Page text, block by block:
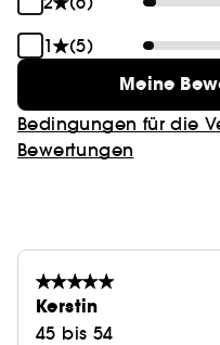
1
(5)
Meine
Bedingungen für die
Bewertungen
Kerstin
45 bis 54